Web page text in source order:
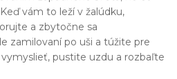
vám to leží v žalúdku,
a zbytočne sa
zamilovaní po uši a túžite pre
pustite uzdu a rozbaľte